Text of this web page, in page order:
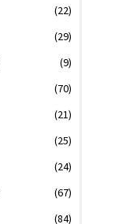
(22)
(29)
(9)
(70)
(21)
(25)
(24)
(67)
(84)